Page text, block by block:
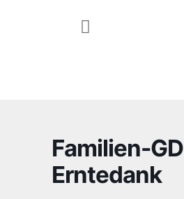
Familien-GD
Erntedank